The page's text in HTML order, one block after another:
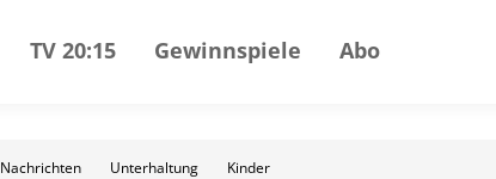
TV 20:15 Gewinnspiele Abo
Nachrichten Unterhaltung Kinder